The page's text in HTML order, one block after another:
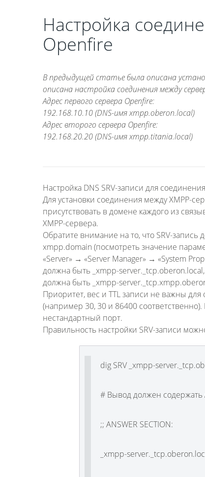
Настройка
Openfire
В предыдущей статье была описана
описана настройка соединения между
Адрес первого сервера Openfire:
192.168.10.10 (DNS-имя xmpp.oberon.local)
Адрес второго сервера Openfire:
192.168.20.20 (DNS-имя xmpp.titania.local)
Настройка DNS SRV-записи для
Для установки соединения между XMPP-
присутствовать в домене каждого из
XMPP-сервера.
Обратите внимание на то, что SRV-
xmpp.domain (посмотреть значение
«Server» → «Server Manager» → «System
должна быть _xmpp-
должна быть _xmpp-
Приоритет, вес и TTL записи не важны
(например 30, 30 и 86400
нестандартный порт.
Правильность настройки SRV-записи
dig SRV _xmpp-
# Вывод должен содержать
;; ANSWER SECTION:
_xmpp-